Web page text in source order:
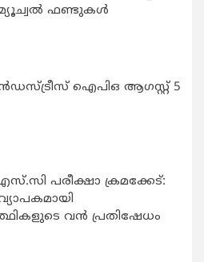
ഫണ്ടുകള്‍
ഐപിഒ ആഗസ്റ്റ് 5
പരീക്ഷാ ക്രമക്കേട്:
വന്‍ പ്രതിഷേധം